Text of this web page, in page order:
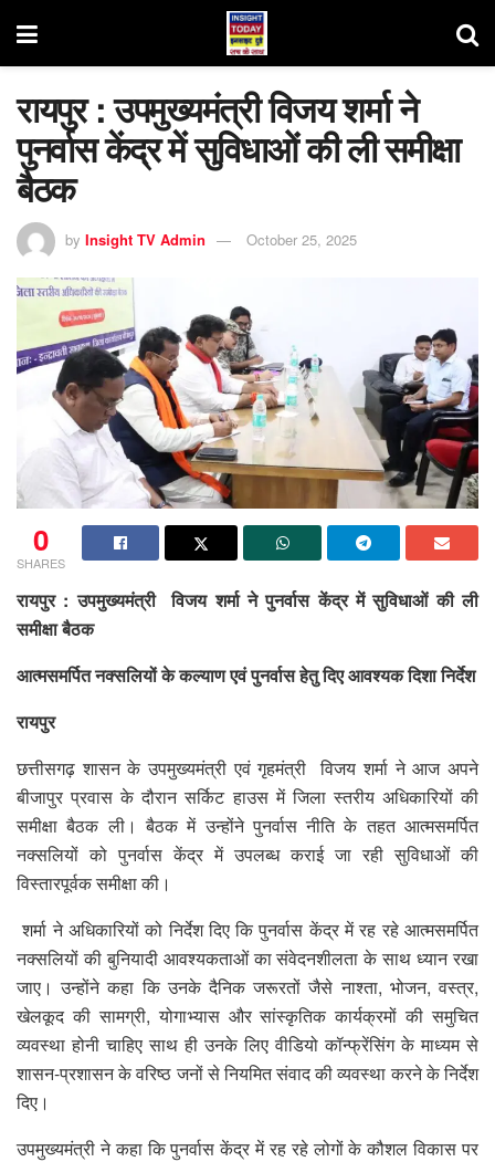
रायपुर : उपमुख्यमंत्री विजय शर्मा ने
पुनर्वास केंद्र में सुविधाओं की ली समीक्षा
बैठक
by Insight TV Admin October 25, 2025
0
SHARES
रायपुर : उपमुख्यमंत्री विजय शर्मा ने पुनर्वास केंद्र में सुविधाओं की ली
समीक्षा बैठक
आत्मसमर्पित नक्सलियों के कल्याण एवं पुनर्वास हेतु दिए आवश्यक दिशा निर्देश
रायपुर
छत्तीसगढ़ शासन के उपमुख्यमंत्री एवं गृहमंत्री विजय शर्मा ने आज अपने
बीजापुर प्रवास के दौरान सर्किट हाउस में जिला स्तरीय अधिकारियों की
समीक्षा बैठक ली। बैठक में उन्होंने पुनर्वास नीति के तहत आत्मसमर्पित
नक्सलियों को पुनर्वास केंद्र में उपलब्ध कराई जा रही सुविधाओं की
विस्तारपूर्वक समीक्षा की।
शर्मा ने अधिकारियों को निर्देश दिए कि पुनर्वास केंद्र में रह रहे आत्मसमर्पित
नक्सलियों की बुनियादी आवश्यकताओं का संवेदनशीलता के साथ ध्यान रखा
जाए। उन्होंने कहा कि उनके दैनिक जरूरतों जैसे नाश्ता, भोजन, वस्त्र,
खेलकूद की सामग्री, योगाभ्यास और सांस्कृतिक कार्यक्रमों की समुचित
व्यवस्था होनी चाहिए साथ ही उनके लिए वीडियो कॉन्फ्रेंसिंग के माध्यम से
शासन-प्रशासन के वरिष्ठ जनों से नियमित संवाद की व्यवस्था करने के निर्देश
दिए।
उपमुख्यमंत्री ने कहा कि पुनर्वास केंद्र में रह रहे लोगों के कौशल विकास पर